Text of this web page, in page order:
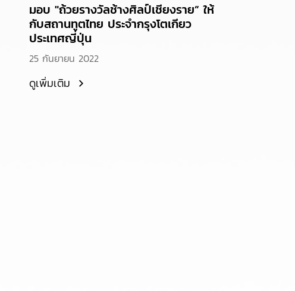
มอบ "ถ้วยรางวัลช้างศิลป์เชียงราย” ให้
กับสถานทูตไทย ประจำกรุงโตเกียว
ประเทศญี่ปุ่น
25 กันยายน 2022
ดูเพิ่มเติม